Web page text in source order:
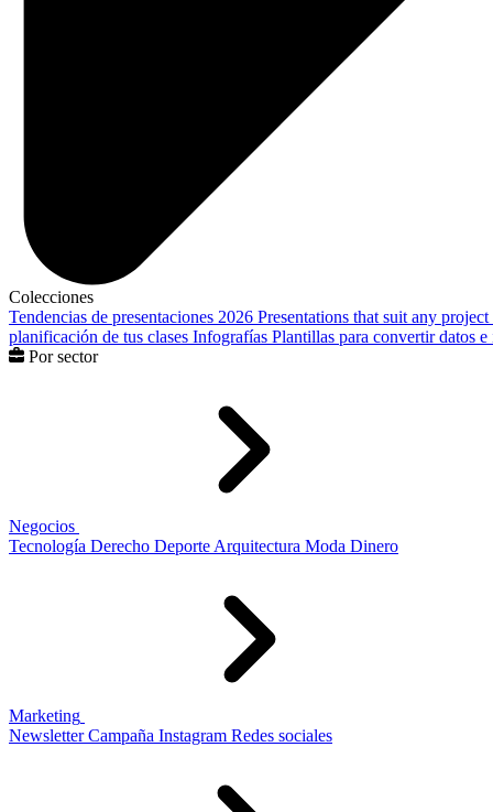
Colecciones
Tendencias de presentaciones 2026 Presentations that suit any project
planificación de tus clases Infografías Plantillas para convertir datos
Por sector
Negocios
Tecnología Derecho Deporte Arquitectura Moda Dinero
Marketing
Newsletter Campaña Instagram Redes sociales